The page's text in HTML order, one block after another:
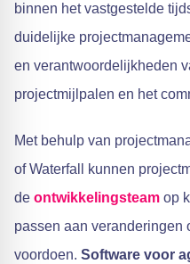
binnen het vastgestelde
duidelijke
en verantwoordelijkheden
projectmijlpalen en het
Met behulp van
of Waterfall kunnen
de ontwikkelingsteam op
passen aan veranderingen
voordoen. Software voor